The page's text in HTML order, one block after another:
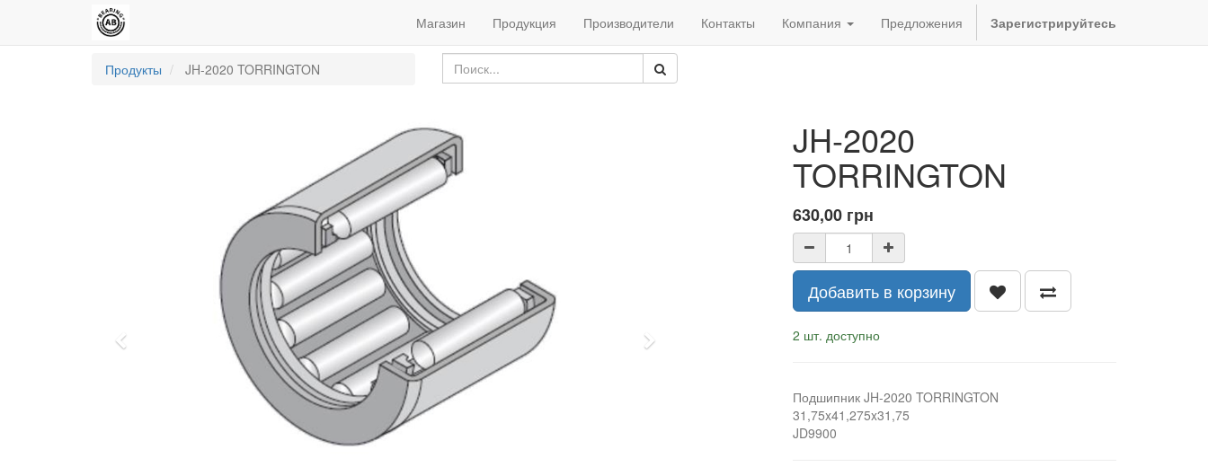
Магазин Продукция Производители Контакты Компания Предложения Зарегистрируйтесь
Продукты JH-2020 TORRINGTON
Next
JH-2020
TORRINGTON
630,00 грн
Добавить в корзину
2 шт. доступно
Подшипник JH-2020 TORRINGTON
31,75x41,275x31,75
JD9900